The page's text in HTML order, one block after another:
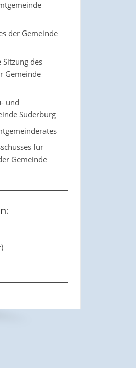
der Gemeinde
des
Gemeinde
und
Suderburg
für
Gemeinde